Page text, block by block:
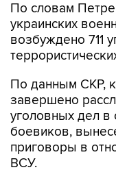
По словам
украинских
возбуждено 711
По данным СКР,
завершено
уголовных дел в
боевиков,
приговоры в
ВСУ.